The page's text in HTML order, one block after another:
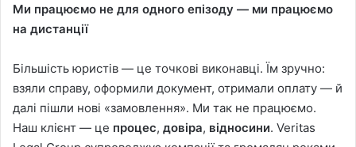
Ми працюємо не для одного епізоду — ми працюємо
на дистанції
Більшість юристів — це точкові виконавці. Їм зручно:
взяли справу, оформили документ, отримали оплату — й
далі пішли нові «замовлення». Ми так не працюємо.
Наш клієнт — це процес, довіра, відносини. Veritas